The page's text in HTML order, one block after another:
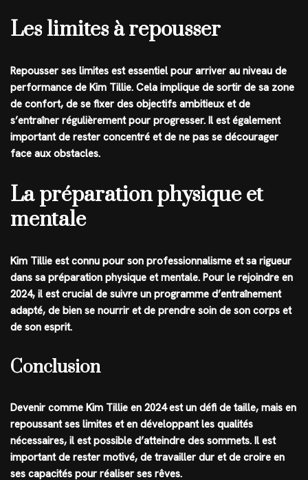
Les limites à repousser
Repousser ses limites est essentiel pour arriver au niveau de
performance de Kim Tillie. Cela implique de sortir de sa zone
de confort, de se fixer des objectifs ambitieux et de
s’entraîner régulièrement pour progresser. Il est également
important de rester concentré et de ne pas se décourager
face aux obstacles.
La préparation physique et
mentale
Kim Tillie est connu pour son professionnalisme et sa rigueur
dans sa préparation physique et mentale. Pour le rejoindre en
2024, il est crucial de suivre un programme d’entraînement
adapté, de bien se nourrir et de prendre soin de son corps et
de son esprit.
Conclusion
Devenir comme Kim Tillie en 2024 est un défi de taille, mais en
repoussant ses limites et en développant les qualités
nécessaires, il est possible d’atteindre des sommets. Il est
important de rester motivé, de travailler dur et de croire en
ses capacités pour réaliser ses rêves.